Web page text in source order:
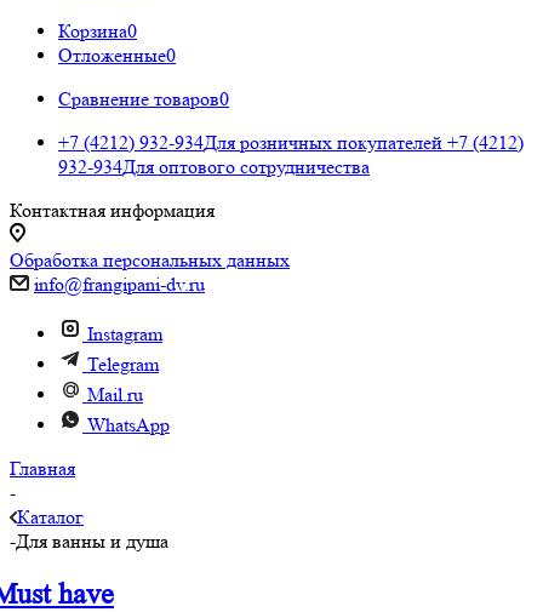
Корзина0
Отложенные0
Сравнение товаров0
+7 (4212) 932-934Для розничных покупателей +7 (4212)
932-934Для оптового сотрудничества
Контактная информация
Обработка персональных данных
info@frangipani-dv.ru
Instagram
Telegram
Mail.ru
WhatsApp
Главная
-
Каталог
-Для ванны и душа
have